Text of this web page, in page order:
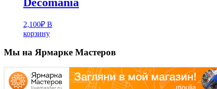
2,100₽ В
корзину
Мы на Ярмарке Мастеров